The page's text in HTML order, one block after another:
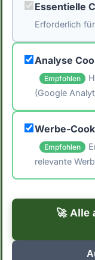
immer
konsultiere
um
← Zurück
Zu den
Essentielle
Erforderlich
Analyse
Empfohlen
(Google
Werbe-
Empfohlen
relevante
🚀 Alle